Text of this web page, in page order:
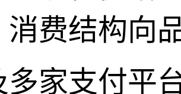
消费结构向
多家支付平